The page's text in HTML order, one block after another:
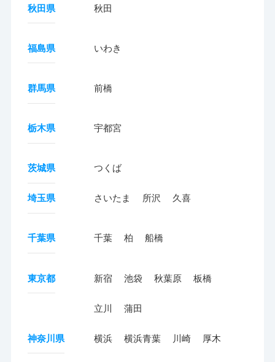
秋田県 秋田
福島県 いわき
群馬県 前橋
栃木県 宇都宮
茨城県 つくば
埼玉県 さいたま 所沢 久喜
千葉県 千葉 柏 船橋
東京都 新宿 池袋 秋葉原 板橋
立川 蒲田
神奈川県 横浜 横浜青葉 川崎 厚木